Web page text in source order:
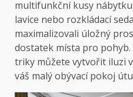
multifunkční kusy
lavice nebo rozkládací
maximalizovali úložný
dostatek místa pro
triky můžete vytvořit iluzi
váš malý obývací pokoj